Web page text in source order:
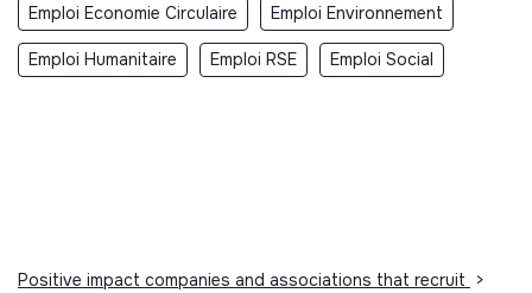
Emploi Economie Circulaire Emploi Environnement
Emploi Humanitaire Emploi RSE Emploi Social
Positive impact companies and associations that recruit
>